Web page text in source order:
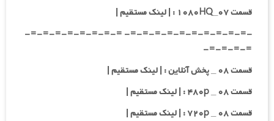
قسمت ۰۷_۱۰۸۰HQ : | لینک مستقیم |
-=-=-=-=-=-=-=-=-=-=- =-=-=-=-=-=-=-=-
=-=-=-=-
قسمت ۰۸ _ پخش آنلاین : | لینک مستقیم |
قسمت ۰۸ _ ۴۸۰p : | لینک مستقیم |
قسمت ۰۸ _ ۷۲۰p : | لینک مستقیم |